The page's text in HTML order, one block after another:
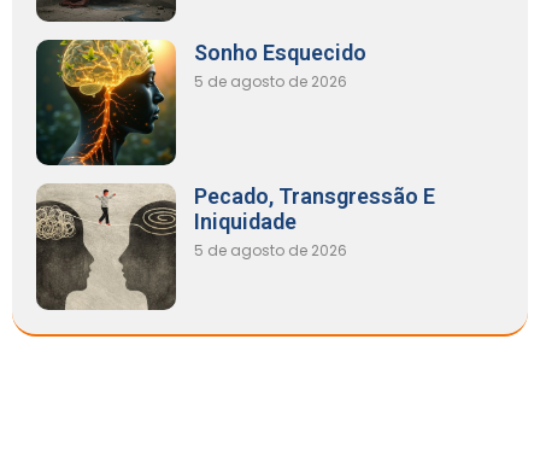
Sonho Esquecido
5 de agosto de 2026
Pecado, Transgressão E
Iniquidade
5 de agosto de 2026